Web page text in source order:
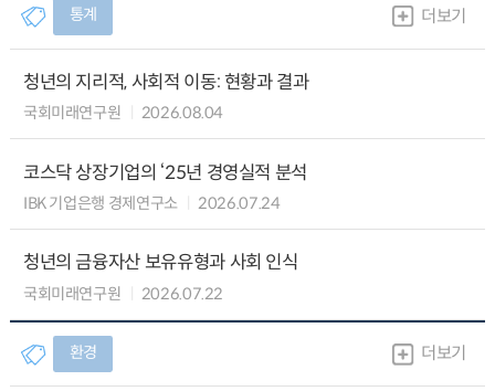
통계 더보기
청년의 지리적, 사회적 이동: 현황과 결과
국회미래연구원 2026.08.04
코스닥 상장기업의 ‘25년 경영실적 분석
IBK 기업은행 경제연구소 2026.07.24
청년의 금융자산 보유유형과 사회 인식
국회미래연구원 2026.07.22
환경 더보기